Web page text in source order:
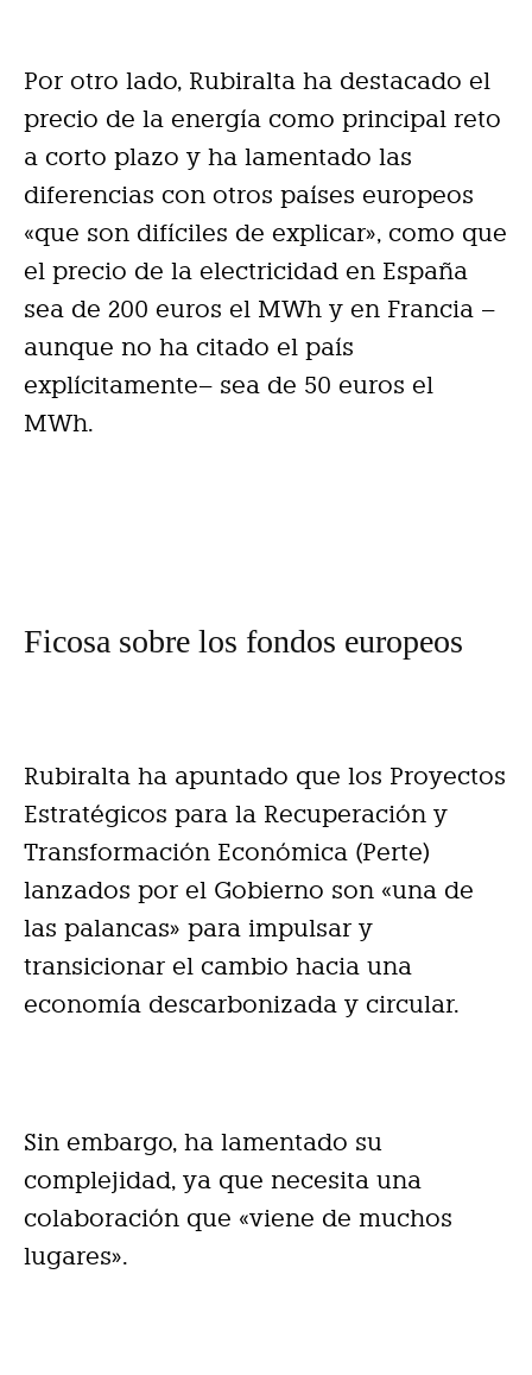
Por otro lado, Rubiralta ha destacado el
precio de la energía como principal reto
a corto plazo y ha lamentado las
diferencias con otros países europeos
«que son difíciles de explicar», como que
el precio de la electricidad en España
sea de 200 euros el MWh y en Francia –
aunque no ha citado el país
explícitamente– sea de 50 euros el
MWh.
Ficosa sobre los fondos europeos
Rubiralta ha apuntado que los Proyectos
Estratégicos para la Recuperación y
Transformación Económica (Perte)
lanzados por el Gobierno son «una de
las palancas» para impulsar y
transicionar el cambio hacia una
economía descarbonizada y circular.
Sin embargo, ha lamentado su
complejidad, ya que necesita una
colaboración que «viene de muchos
lugares».